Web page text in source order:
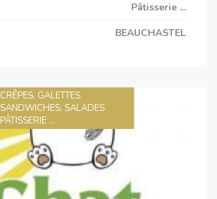
Pâtisserie ...
BEAUCHASTEL
CRÊPES, GALETTES
SANDWICHES, SALADES
PÂTISSERIE ...